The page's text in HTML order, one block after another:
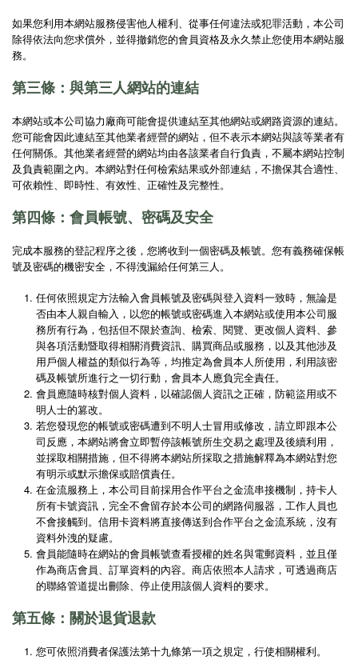
如果您利用本網站服務侵害他人權利、從事任何違法或犯罪活動，本公司
除得依法向您求償外，並得撤銷您的會員資格及永久禁止您使用本網站服
務。
第三條：與第三人網站的連結
本網站或本公司協力廠商可能會提供連結至其他網站或網路資源的連結。
您可能會因此連結至其他業者經營的網站，但不表示本網站與該等業者有
任何關係。其他業者經營的網站均由各該業者自行負責，不屬本網站控制
及負責範圍之內。本網站對任何檢索結果或外部連結，不擔保其合適性、
可依賴性、即時性、有效性、正確性及完整性。
第四條：會員帳號、密碼及安全
完成本服務的登記程序之後，您將收到一個密碼及帳號。您有義務確保帳
號及密碼的機密安全，不得洩漏給任何第三人。
任何依照規定方法輸入會員帳號及密碼與登入資料一致時，無論是
否由本人親自輸入，以您的帳號或密碼進入本網站或使用本公司服
務所有行為，包括但不限於查詢、檢索、閱覽、更改個人資料、參
與各項活動暨取得相關消費資訊、購買商品或服務，以及其他涉及
用戶個人權益的類似行為等，均推定為會員本人所使用，利用該密
碼及帳號所進行之一切行動，會員本人應負完全責任。
會員應隨時核對個人資料，以確認個人資訊之正確，防範盜用或不
明人士的篡改。
若您發現您的帳號或密碼遭到不明人士冒用或修改，請立即跟本公
司反應，本網站將會立即暫停該帳號所生交易之處理及後續利用，
並採取相關措施，但不得將本網站所採取之措施解釋為本網站對您
有明示或默示擔保或賠償責任。
在金流服務上，本公司目前採用合作平台之金流串接機制，持卡人
所有卡號資訊，完全不會留存於本公司的網路伺服器，工作人員也
不會接觸到。信用卡資料將直接傳送到合作平台之金流系統，沒有
資料外洩的疑慮。
會員能隨時在網站的會員帳號查看授權的姓名與電郵資料，並且僅
作為商店會員、訂單資料的內容。商店依照本人請求，可透過商店
的聯絡管道提出刪除、停止使用該個人資料的要求。
第五條：關於退貨退款
您可依照消費者保護法第十九條第一項之規定，行使相關權利。